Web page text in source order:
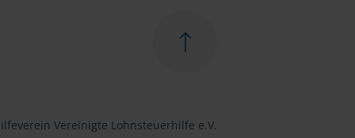
Vereinigte Lohnsteuerhilfe e.V.